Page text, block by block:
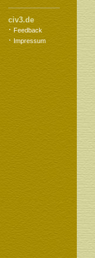
civ3.de
· Feedback
· Impressum